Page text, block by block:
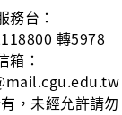
務台：
轉5978
箱：
，未經允許請勿